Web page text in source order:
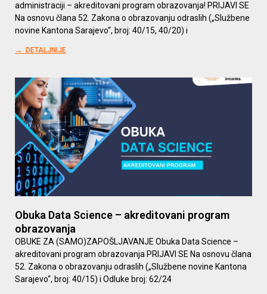
administraciji – akreditovani program obrazovanja! PRIJAVI SE
Na osnovu člana 52. Zakona o obrazovanju odraslih („Službene
novine Kantona Sarajevo“, broj: 40/15, 40/20) i
→ DETALJNIJE
Obuka Data Science – akreditovani program
obrazovanja
OBUKE ZA (SAMO)ZAPOŠLJAVANJE Obuka Data Science –
akreditovani program obrazovanja PRIJAVI SE Na osnovu člana
52. Zakona o obrazovanju odraslih („Službene novine Kantona
Sarajevo“, broj: 40/15) i Odluke broj: 62/24